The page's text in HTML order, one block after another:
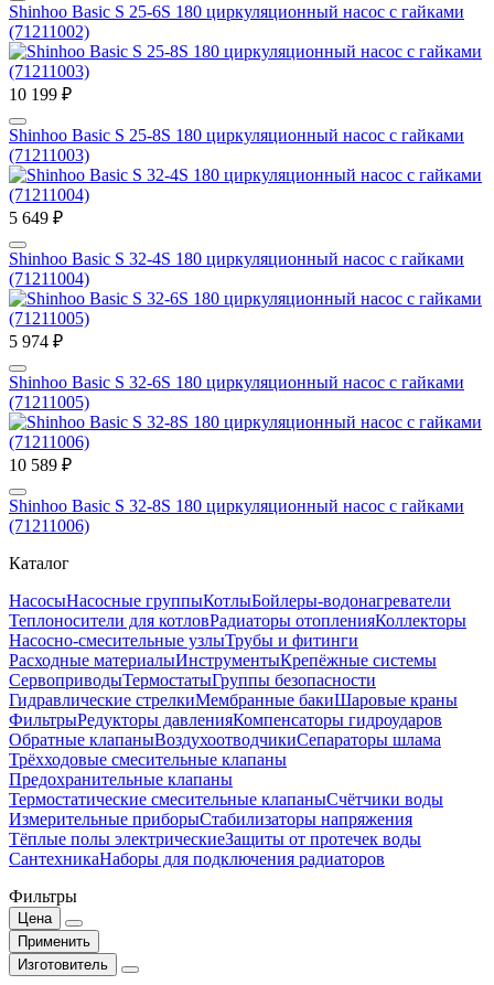
Shinhoo Basic S 25-6S 180 циркуляционный насос с гайками
(71211002)
10 199 ₽
Shinhoo Basic S 25-8S 180 циркуляционный насос с гайками
(71211003)
5 649 ₽
Shinhoo Basic S 32-4S 180 циркуляционный насос с гайками
(71211004)
5 974 ₽
Shinhoo Basic S 32-6S 180 циркуляционный насос с гайками
(71211005)
10 589 ₽
Shinhoo Basic S 32-8S 180 циркуляционный насос с гайками
(71211006)
Каталог
НасосыНасосные группыКотлыБойлеры-водонагреватели
Теплоносители для котловРадиаторы отопленияКоллекторы
Насосно-смесительные узлыТрубы и фитинги
Расходные материалыИнструментыКрепёжные системы
СервоприводыТермостатыГруппы безопасности
Гидравлические стрелкиМембранные бакиШаровые краны
ФильтрыРедукторы давленияКомпенсаторы гидроударов
Обратные клапаныВоздухоотводчикиСепараторы шлама
Трёхходовые смесительные клапаны
Предохранительные клапаны
Термостатические смесительные клапаныСчётчики воды
Измерительные приборыСтабилизаторы напряжения
Тёплые полы электрическиеЗащиты от протечек воды
СантехникаНаборы для подключения радиаторов
Фильтры
Цена
Применить
Изготовитель